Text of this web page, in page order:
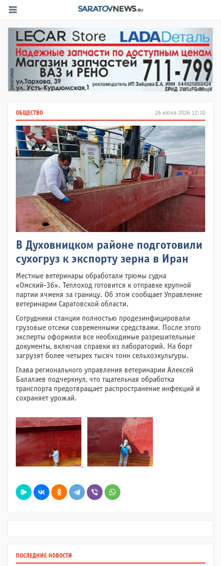
26 июня 2026 12:10
ОБЩЕСТВО
В Духовницком районе подготовили
сухогруз к экспорту зерна в Иран
Местные ветеринары обработали трюмы судна
«Омский-36». Теплоход готовится к отправке крупной
партии ячменя за границу. Об этом сообщает Управление
ветеринарии Саратовской области.
Сотрудники станции полностью продезинфицировали
грузовые отсеки современными средствами. После этого
эксперты оформили все необходимые разрешительные
документы, включая справки из лабораторий. На борт
загрузят более четырех тысяч тонн сельхозкультуры.
Глава регионального управления ветеринарии Алексей
Балалаев подчеркнул, что тщательная обработка
транспорта предотвращает распространение инфекций и
сохраняет урожай.
ПОСЛЕДНИЕ НОВОСТИ